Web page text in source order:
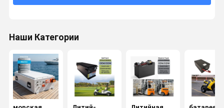
Домой Продукты
Видеозапис
И
VR-Шоу
Наши Категории